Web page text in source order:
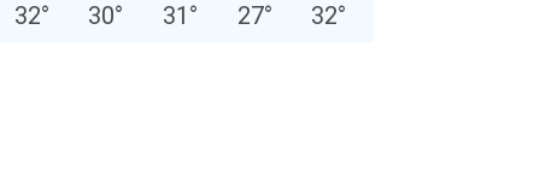
32° 30° 31 ° 27° 32°